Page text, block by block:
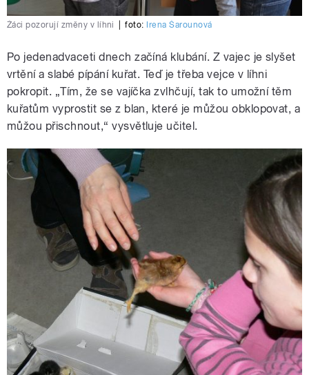
Žáci pozorují změny v líhni foto: Irena Šarounová
Po jedenadvaceti dnech začíná klubání. Z vajec je slyšet
vrtění a slabé pípání kuřat. Teď je třeba vejce v líhni
pokropit. „Tím, že se vajíčka zvlhčují, tak to umožní těm
kuřatům vyprostit se z blan, které je můžou obklopovat, a
můžou přischnout,“ vysvětluje učitel.